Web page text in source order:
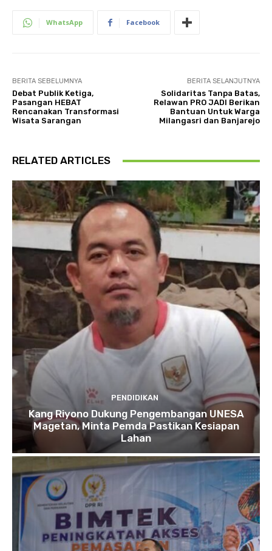
WhatsApp Facebook
BERITA SEBELUMNYA
Debat Publik Ketiga,
Pasangan HEBAT
Rencanakan Transformasi
Wisata Sarangan
BERITA SELANJUTNYA
Solidaritas Tanpa Batas,
Relawan PRO JADI Berikan
Bantuan Untuk Warga
Milangasri dan Banjarejo
RELATED ARTICLES
PENDIDIKAN
Kang Riyono Dukung Pengembangan UNESA
Magetan, Minta Pemda Pastikan Kesiapan
Lahan